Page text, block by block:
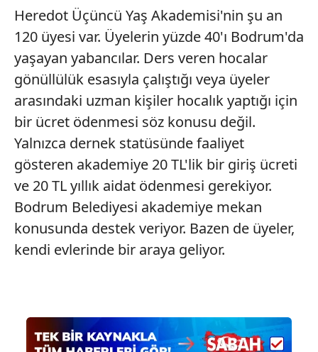
Heredot Üçüncü Yaş Akademisi'nin şu an
120 üyesi var. Üyelerin yüzde 40'ı Bodrum'da
yaşayan yabancılar. Ders veren hocalar
gönüllülük esasıyla çalıştığı veya üyeler
arasındaki uzman kişiler hocalık yaptığı için
bir ücret ödenmesi söz konusu değil.
Yalnızca dernek statüsünde faaliyet
gösteren akademiye 20 TL'lik bir giriş ücreti
ve 20 TL yıllık aidat ödenmesi gerekiyor.
Bodrum Belediyesi akademiye mekan
konusunda destek veriyor. Bazen de üyeler,
kendi evlerinde bir araya geliyor.